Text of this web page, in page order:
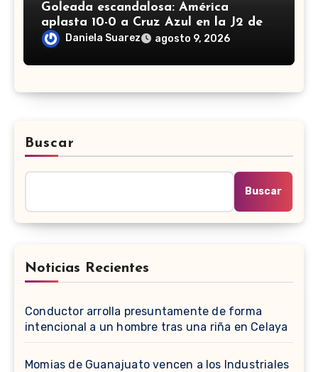
Goleada escandalosa: América
aplasta 10-0 a Cruz Azul en la J2 de
la Liga MX Femenil
Daniela Suarez agosto 9, 2026
Buscar
Buscar
Noticias Recientes
Conductor arrolla presuntamente de forma
intencional a un hombre tras una riña en Celaya
Momias de Guanajuato vencen a los Industriales